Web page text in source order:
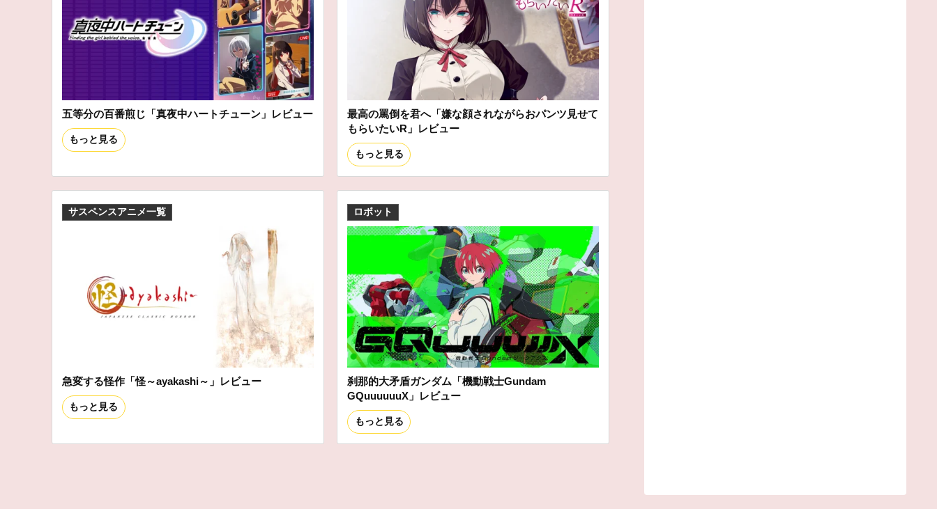
五等分の百番煎じ「真夜中ハートチューン」レビュー
もっと見る
最高の罵倒を君へ「嫌な顔されながらおパンツ見せて
もらいたいR」レビュー
もっと見る
サスペンスアニメ一覧
急変する怪作「怪～ayakashi～」レビュー
もっと見る
ロボット
刹那的大矛盾ガンダム「機動戦士Gundam
GQuuuuuuX」レビュー
もっと見る